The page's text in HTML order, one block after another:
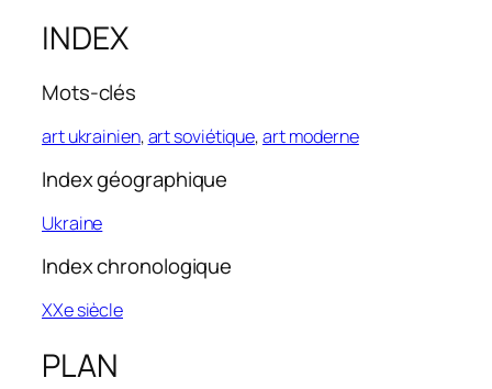
INDEX
Mots-clés
art ukrainien,art soviétique,art moderne
Index géographique
Ukraine
Index chronologique
XXe siècle
PLAN